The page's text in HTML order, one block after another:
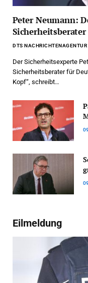
Peter Neumann:
Sicherheitsberater
DTS NACHRICHTENAGENTUR
Der Sicherheitsexperte
Sicherheitsberater für
Kopf“, schreibt…
Eilmeldung